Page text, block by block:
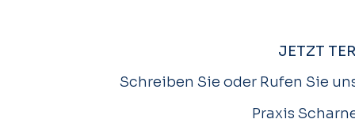
JETZT
Schreiben Sie oder Rufen Sie
Praxis